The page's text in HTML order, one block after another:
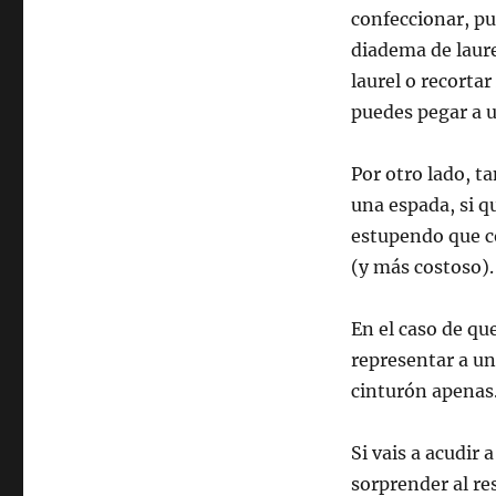
confeccionar,
diadema de
laurel o recortar
puedes pegar a
Por otro lado,
una espada, si
estupendo que
(y más costoso).
En el caso de
representar a
cinturón
Si vais a acudir
sorprender al